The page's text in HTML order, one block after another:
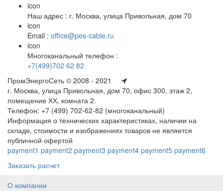
icon
Наш адрес : г. Москва, улица Привольная, дом 70
icon
Email : office@pes-cable.ru
icon
Многоканальный телефон :
+7(499)702 62 82
ПромЭнергоСеть © 2008 - 2021
г. Москва, улица Привольная, дом 70, офис 300, этаж 2,
помещение ХХ, комната 2.
Телефон: +7 (499) 702-62-82 (многоканальный)
Информация о технических характеристиках, наличии на
складе, стоимости и изображениях товаров не является
публичной офертой
payment1 payment2 payment3 payment4 payment5 payment6
Заказать расчет
О компании